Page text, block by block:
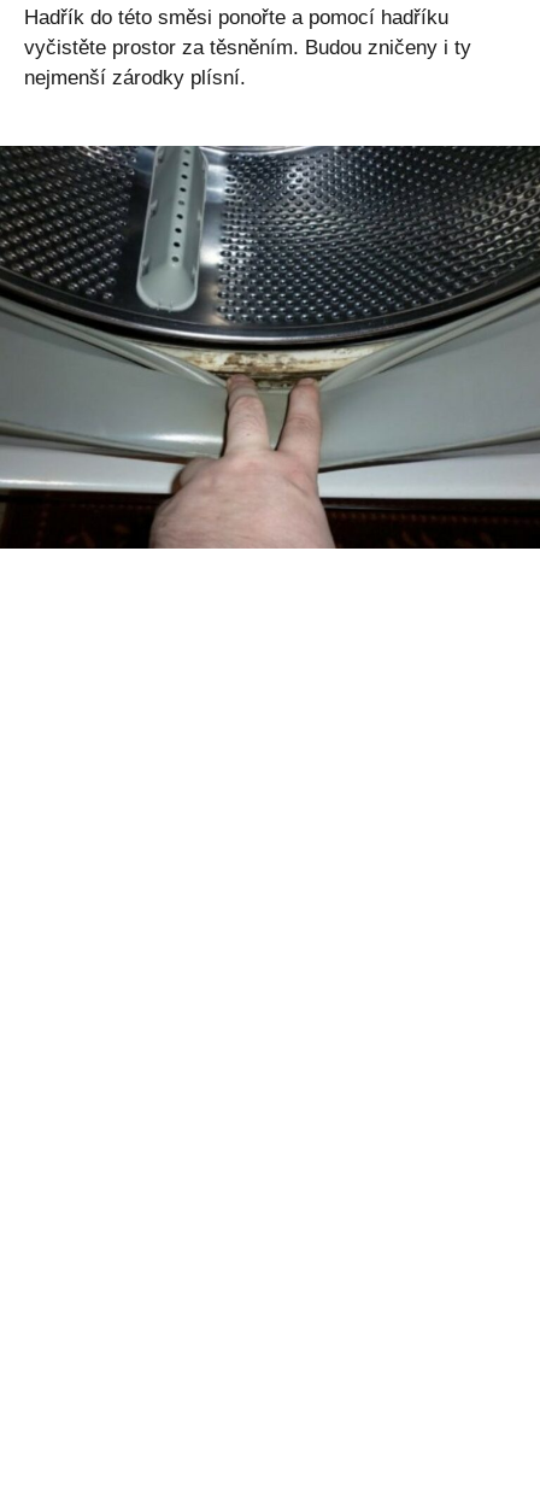
Hadřík do této směsi ponořte a pomocí hadříku
vyčistěte prostor za těsněním. Budou zničeny i ty
nejmenší zárodky plísní.